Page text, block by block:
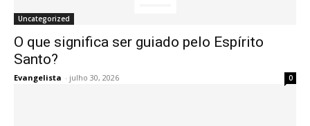
Uncategorized
O que significa ser guiado pelo Espírito
Santo?
Evangelista - julho 30, 2026 0